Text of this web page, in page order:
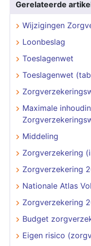
Gerelateerde
Wijzigingen
Loonbeslag
Toeslagenwet
Toeslagenwet
Maximale
Middeling
Zorgverzekering
Zorgverzekering
Nationale Atlas
Zorgverzekering
Budget
Eigen risico